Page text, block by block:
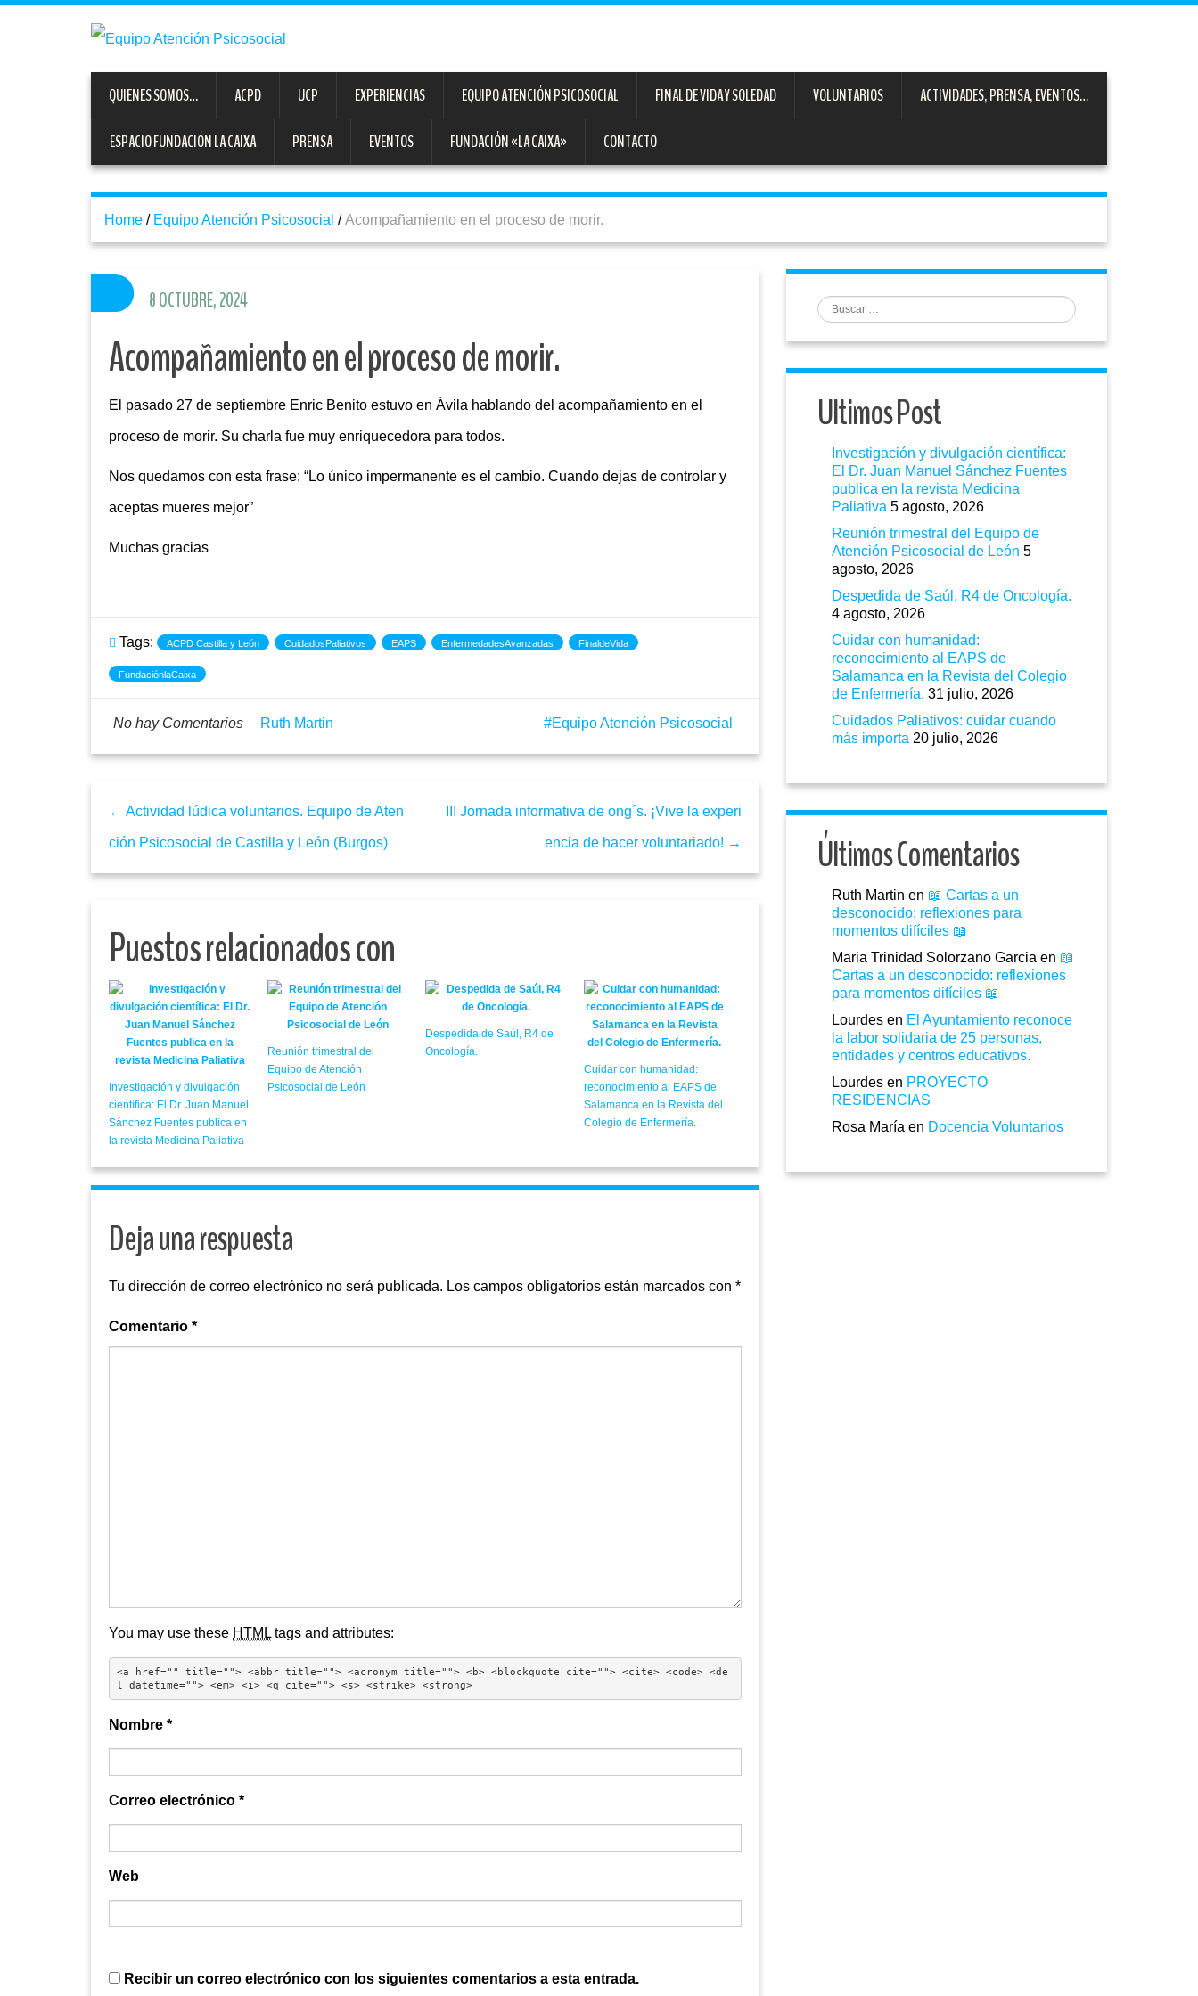
QUIENES SOMOS… ACPD UCP EXPERIENCIAS EQUIPO ATENCIÓN PSICOSOCIAL FINAL DE VIDA Y SOLEDAD VOLUNTARIOS ACTIVIDADES, PRENSA, EVENTOS…
ESPACIO FUNDACIÓN LA CAIXA PRENSA EVENTOS FUNDACIÓN «LA CAIXA» CONTACTO
Home / Equipo Atención Psicosocial / Acompañamiento en el proceso de morir.
Acompañamiento en el proceso de morir.
El pasado 27 de septiembre Enric Benito estuvo en Ávila hablando del acompañamiento en el
proceso de morir. Su charla fue muy enriquecedora para todos.
Nos quedamos con esta frase: “Lo único impermanente es el cambio. Cuando dejas de controlar y
aceptas mueres mejor”
Muchas gracias
Tags: ACPD Castilla y León CuidadosPaliativos EAPS EnfermedadesAvanzadas FinaldeVida
FundaciónlaCaixa
8 OCTUBRE, 2024
Equipo Atención Psicosocial
No hay Comentarios Ruth Martin
← Actividad lúdica voluntarios. Equipo de Aten
ción Psicosocial de Castilla y León (Burgos)
III Jornada informativa de ong´s. ¡Vive la experi
encia de hacer voluntariado! →
Puestos relacionados con
Investigación y divulgación
científica: El Dr. Juan Manuel
Sánchez Fuentes publica en
la revista Medicina Paliativa
Reunión trimestral del
Equipo de Atención
Psicosocial de León
Despedida de Saúl, R4 de
Oncología.
Cuidar con humanidad:
reconocimiento al EAPS de
Salamanca en la Revista del
Colegio de Enfermería.
Deja una respuesta
Tu dirección de correo electrónico no será publicada. Los campos obligatorios están marcados con *
Comentario *
You may use these HTML tags and attributes:
<a href="" title=""> <abbr title=""> <acronym title=""> <b> <blockquote cite=""> <cite> <code> <de
l datetime=""> <em> <i> <q cite=""> <s> <strike> <strong>
Nombre *
Correo electrónico *
Web
Recibir un correo electrónico con los siguientes comentarios a esta entrada.
Buscar
Ultimos Post
Investigación y divulgación científica:
El Dr. Juan Manuel Sánchez Fuentes
publica en la revista Medicina
Paliativa 5 agosto, 2026
Reunión trimestral del Equipo de
Atención Psicosocial de León 5
agosto, 2026
Despedida de Saúl, R4 de Oncología.
4 agosto, 2026
Cuidar con humanidad:
reconocimiento al EAPS de
Salamanca en la Revista del Colegio
de Enfermería. 31 julio, 2026
Cuidados Paliativos: cuidar cuando
más importa 20 julio, 2026
Últimos Comentarios
Ruth Martin en 📖 Cartas a un
desconocido: reflexiones para
momentos difíciles 📖
Maria Trinidad Solorzano Garcia en 📖
Cartas a un desconocido: reflexiones
para momentos difíciles 📖
Lourdes en El Ayuntamiento reconoce
la labor solidaria de 25 personas,
entidades y centros educativos.
Lourdes en PROYECTO
RESIDENCIAS
Rosa María en Docencia Voluntarios